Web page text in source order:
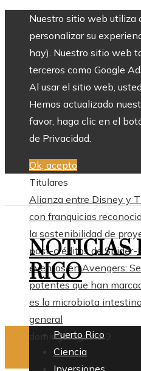
Nuestro sitio web utiliza
personalizar su
hay). Nuestro sitio web
terceros como Google
Al usar el sitio web,
Hemos actualizado
favor, haga clic en el
de Privacidad.
Ok, acepto
Titulares
Alianza entre Disney y
con franquicias
la sostenibilidad de
post-créditos de
eventos en Avengers:
potentes que han
es la microbiota
general
domingo, agosto 9
NOTICIAS
RICO
Puerto Rico
Ciencia
Inversiones